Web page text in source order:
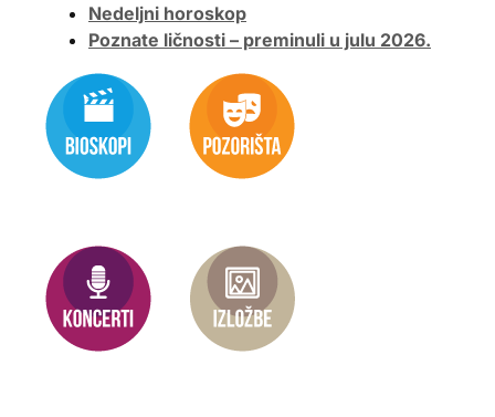
Nedeljni horoskop
Poznate ličnosti – preminuli u julu 2026.